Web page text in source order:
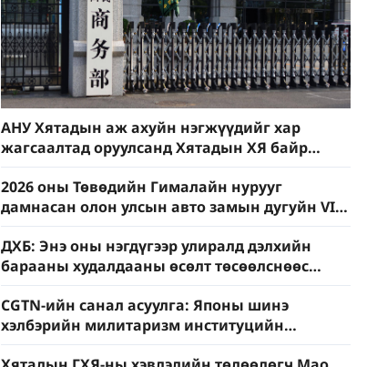
АНУ Хятадын аж ахуйн нэгжүүдийг хар
жагсаалтад оруулсанд Хятадын ХЯ байр
сууриа илэрхийлэв
2026 оны Төвөдийн Гималайн нурууг
дамнасан олон улсын авто замын дугуйн VII
уралдаан эхэллээ
ДХБ: Энэ оны нэгдүгээр улиралд дэлхийн
барааны худалдааны өсөлт төсөөлснөөс
өндөр гарав
CGTN-ийн санал асуулга: Японы шинэ
хэлбэрийн милитаризм институцийн
түвшинд эрчимжиж байна